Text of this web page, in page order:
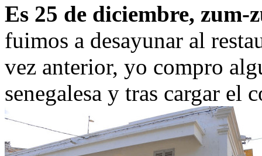
Es 25 de diciembre, zum-
fuimos a desayunar al
vez anterior, yo compro
senegalesa y tras cargar el